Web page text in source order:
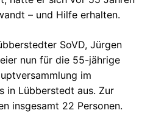
– und Hilfe erhalten.
SoVD, Jürgen
nun für die 55-jährige
im
in Lübberstedt aus. Zur
insgesamt 22 Personen.